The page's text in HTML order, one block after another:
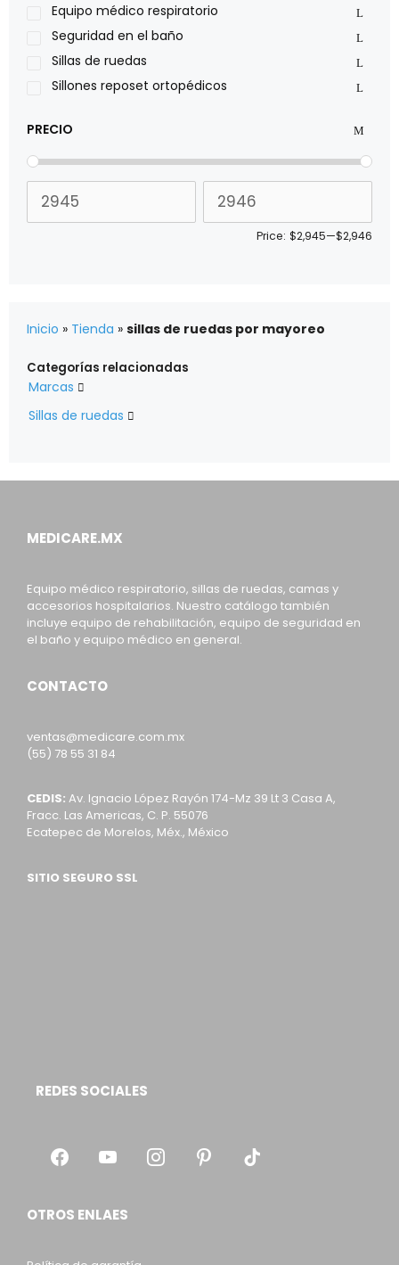
Sillas de ruedas Everest Jennings
Stealth products
Xiehe Medical
Equipo médico respiratorio
Seguridad en el baño
Sillas de ruedas
Sillones reposet ortopédicos
PRECIO
Price: $2,945—$2,946
Inicio » Tienda » sillas de ruedas por mayoreo
Categorías relacionadas
Marcas 
Sillas de ruedas 
MEDICARE.MX
Equipo médico respiratorio, sillas de ruedas, camas y
accesorios hospitalarios. Nuestro catálogo también
incluye equipo de rehabilitación, equipo de seguridad en
el baño y equipo médico en general.
CONTACTO
ventas@medicare.com.mx
(55) 78 55 31 84
CEDIS: Av. Ignacio López Rayón 174-Mz 39 Lt 3 Casa A,
Fracc. Las Americas, C. P. 55076
Ecatepec de Morelos, Méx., México
SITIO SEGURO SSL
REDES SOCIALES
OTROS ENLAES